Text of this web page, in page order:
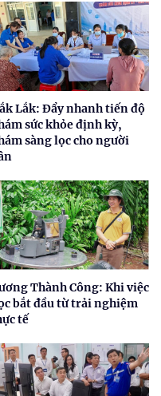
Lắk: Đẩy nhanh tiến độ
sức khỏe định kỳ,
sàng lọc cho người
Thành Công: Khi việc
bắt đầu từ trải nghiệm
tế